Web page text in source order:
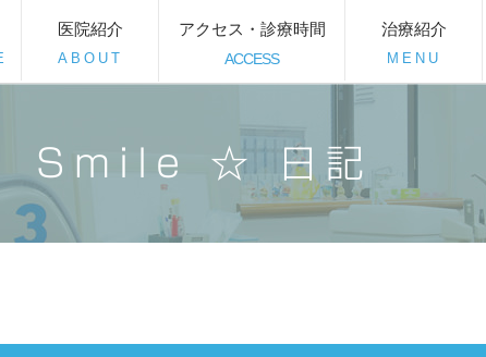
医院紹介
ABOUT
アクセス・診療時間
ACCESS
治療紹介
MENU
Smile ☆ 日記